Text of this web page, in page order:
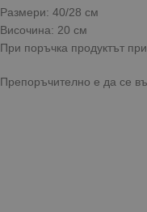
Размери: 40/28 см
Височина: 20 см
При поръчка продуктът
Препоръчително е да се